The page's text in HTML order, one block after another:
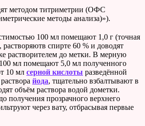
методом титриметрии (ОФС
методы анализа)»).
100 мл помещают 1,0 г (точная
растворяютв спирте 60 % и доводят
растворителем до метки. В мерную
мл помещают 5,0 мл полученного
10 мл серной кислоты разведённой
йода, тщательно взбалтывают в
объём раствора водой дометки.
получения прозрачного верхнего
через вату, отбрасывая первые